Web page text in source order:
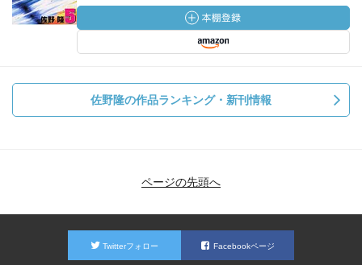
佐野隆の作品ランキング・新刊情報
ページの先頭へ
Twitterフォロー Facebookページ